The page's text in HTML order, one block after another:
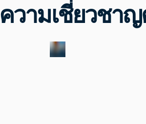
ความเชี่ยวชาญ